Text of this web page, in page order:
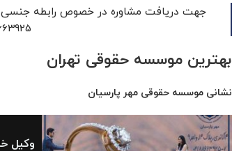
جهت دریافت مشاوره در خصوص رابطه جنسی
88663925-88663926-88663927
بهترین موسسه‌ حقوقی تهران
نشانی موسسه حقوقی مهر پارسیان
وکیل